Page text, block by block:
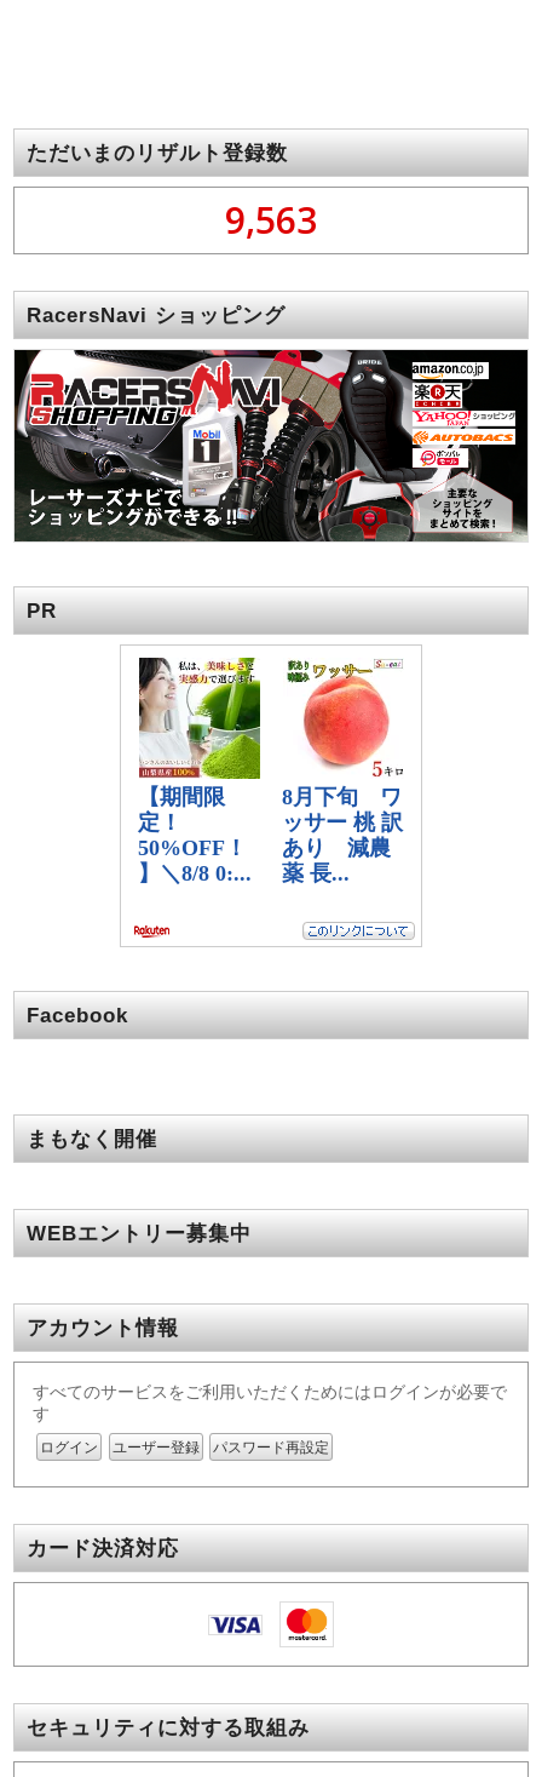
ただいまのリザルト登録数
9,563
RacersNavi ショッピング
PR
Facebook
まもなく開催
WEBエントリー募集中
アカウント情報
すべてのサービスをご利用いただくためにはログインが必要で
す
ログイン ユーザー登録 パスワード再設定
カード決済対応
セキュリティに対する取組み